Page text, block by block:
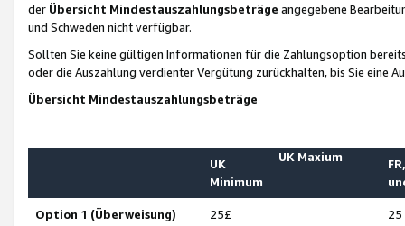
der Übersicht Mindestauszahlungsbeträge angegebene
und Schweden nicht verfügbar.
Sollten Sie keine gültigen Informationen für die Zahlungsoption
oder die Auszahlung verdienter Vergütung zurückhalten, bis Sie
Übersicht Mindestauszahlungsbeträge
UK
Minimum
UK Maxium
Option 1 (Überweisung) 25£ 25